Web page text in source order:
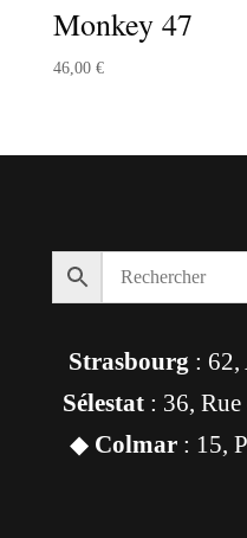
Monkey 47
46,00 €
Strasbourg : 62,
Sélestat : 36,
◆ Colmar: 15,